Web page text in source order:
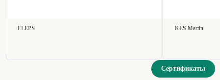
ELEPS KLS Martin
Сертификаты